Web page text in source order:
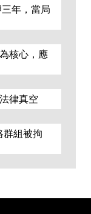
年，當局
核心，應
律真空
群組被拘